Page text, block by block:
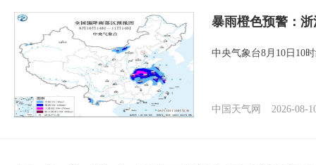
暴雨橙色预警：
中央气象台8月10日10
中国天气网 2026-08-